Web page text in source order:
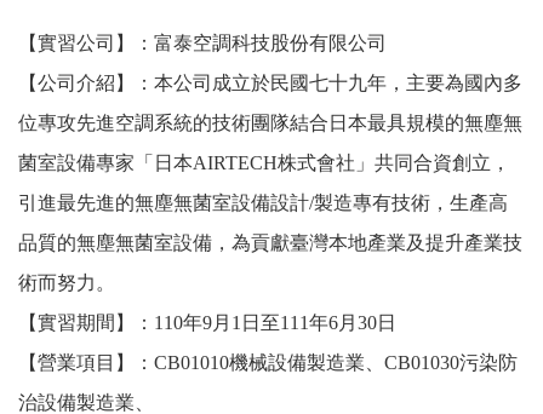
【實習公司】：富泰空調科技股份有限公司
【公司介紹】：本公司成立於民國七十九年，主要為國內多
位專攻先進空調系統的技術團隊結合日本最具規模的無塵無
菌室設備專家「日本AIRTECH株式會社」共同合資創立，
引進最先進的無塵無菌室設備設計/製造專有技術，生產高
品質的無塵無菌室設備，為貢獻臺灣本地產業及提升產業技
術而努力。
【實習期間】：110年9月1日至111年6月30日
【營業項目】：CB01010機械設備製造業、CB01030污染防
治設備製造業、